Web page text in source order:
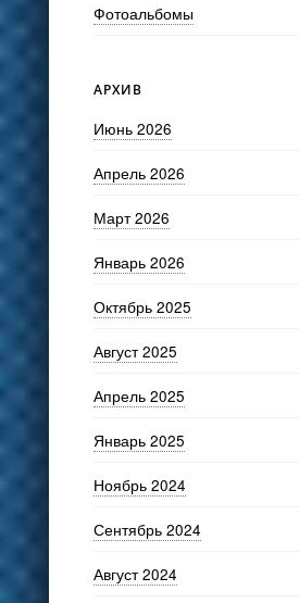
Фотоальбомы
АРХИВ
Июнь 2026
Апрель 2026
Март 2026
Январь 2026
Октябрь 2025
Август 2025
Апрель 2025
Январь 2025
Ноябрь 2024
Сентябрь 2024
Август 2024